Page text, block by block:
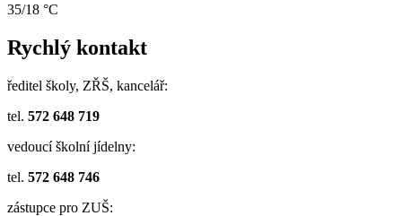
35/18 °C
Rychlý kontakt
ředitel školy, ZŘŠ, kancelář:
tel. 572 648 719
vedoucí školní jídelny:
tel. 572 648 746
zástupce pro ZUŠ: